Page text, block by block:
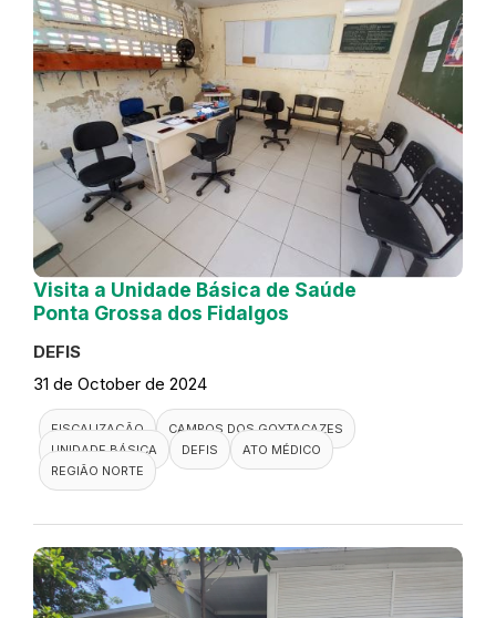
Visita a Unidade Básica de Saúde
Ponta Grossa dos Fidalgos
DEFIS
31 de October de 2024
FISCALIZAÇÃO
CAMPOS DOS GOYTACAZES
UNIDADE BÁSICA
DEFIS
ATO MÉDICO
REGIÃO NORTE